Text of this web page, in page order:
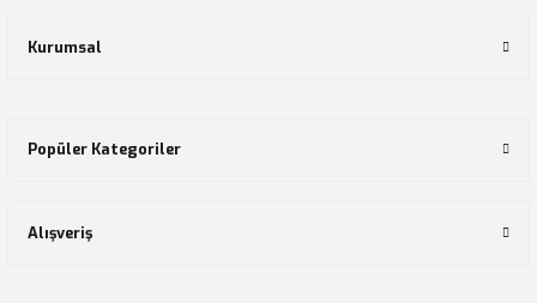
Kurumsal
Popüler Kategoriler
Alışveriş